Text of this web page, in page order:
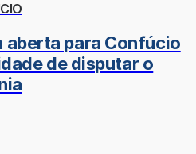
aberta para Confúcio
de disputar o